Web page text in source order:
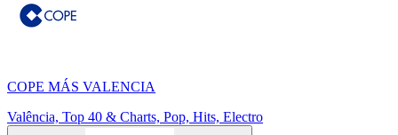
COPE MÁS VALENCIA
Valência, Top 40 & Charts, Pop, Hits, Electro